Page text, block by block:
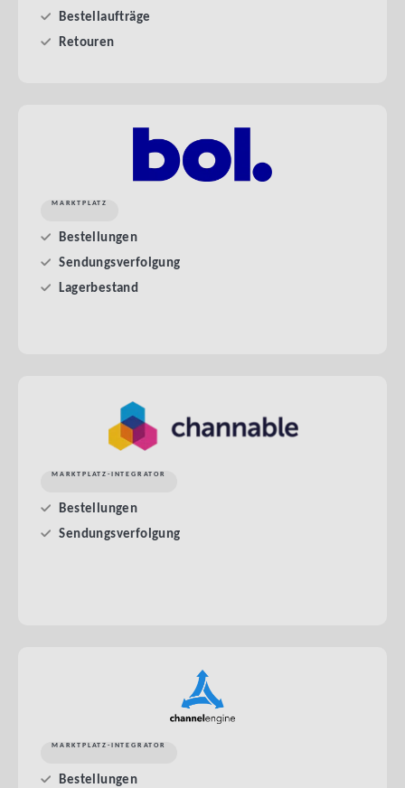
Bestellaufträge
Retouren
MARKTPLATZ
Bestellungen
Sendungsverfolgung
Lagerbestand
MARKTPLATZ-INTEGRATOR
Bestellungen
Sendungsverfolgung
MARKTPLATZ-INTEGRATOR
Bestellungen